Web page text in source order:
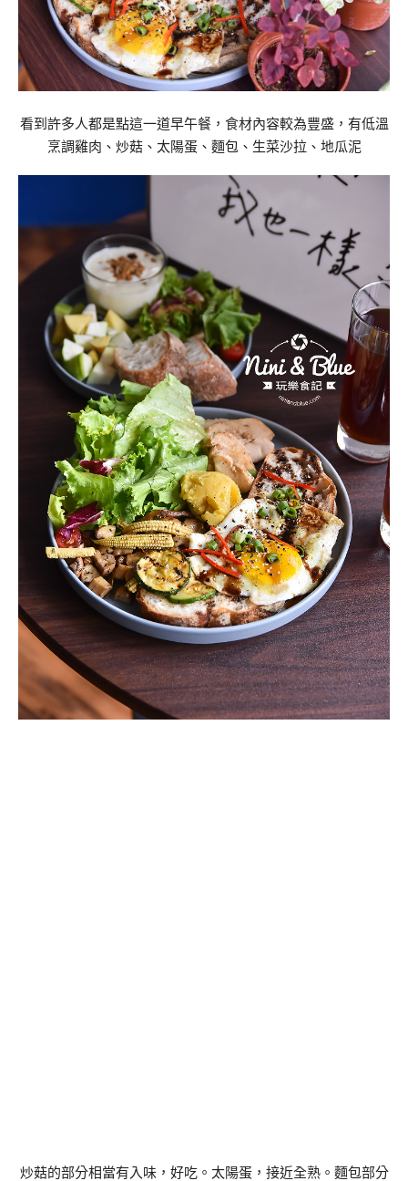
看到許多人都是點這一道早午餐，食材內容較為豐盛，有低溫
烹調雞肉、炒菇、太陽蛋、麵包、生菜沙拉、地瓜泥
炒菇的部分相當有入味，好吃。太陽蛋，接近全熟。麵包部分